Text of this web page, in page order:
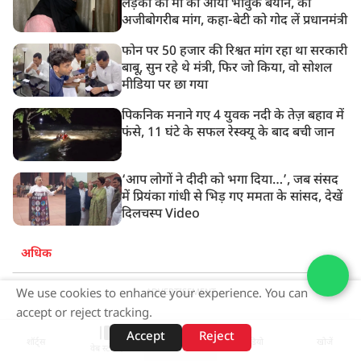
लड़की की मां का आया भावुक बयान, की
अजीबोगरीब मांग, कहा-बेटी को गोद लें प्रधानमंत्री
फोन पर 50 हजार की रिश्वत मांग रहा था सरकारी
बाबू, सुन रहे थे मंत्री, फिर जो किया, वो सोशल
मीडिया पर छा गया
पिकनिक मनाने गए 4 युवक नदी के तेज़ बहाव में
फंसे, 11 घंटे के सफल रेस्क्यू के बाद बची जान
‘आप लोगों ने दीदी को भगा दिया…’, जब संसद
में प्रियंका गांधी से भिड़ गए ममता के सांसद, देखें
दिलचस्प Video
अधिक
ADVERTISEMENT
वेब स्टोरीज़
We use cookies to enhance your experience. You can
accept or reject tracking.
Accept
Reject